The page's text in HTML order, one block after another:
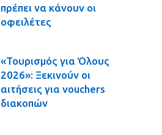
πρέπει να κάνουν οι
οφειλέτες
«Τουρισμός για Όλους
2026»: Ξεκινούν οι
αιτήσεις για vouchers
διακοπών